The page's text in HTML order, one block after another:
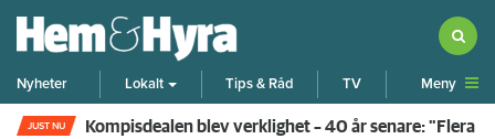
Nyheter Lokalt Tips & Råd TV Meny
JUST NU Kompisdealen blev verklighet – 40 år senare: "Flera